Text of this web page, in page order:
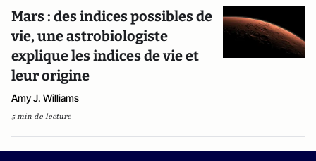
Mars : des indices possibles de
vie, une astrobiologiste
explique les indices de vie et
leur origine
Amy J. Williams
5 min de lecture